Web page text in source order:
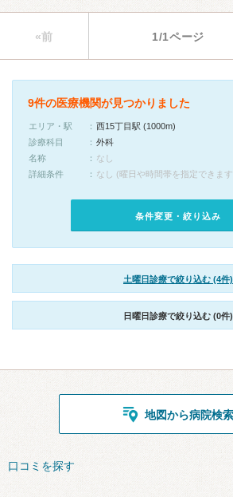
«前 1/1ページ
9件の医療機関が見つかりました
エリア・駅
西15丁目駅 (1000m)
診療科目
外科
名称
なし
詳細条件
なし (曜日や時間帯を指定できま
条件変更・絞り込み
土曜日診療で絞り込む (4件)
日曜日診療で絞り込む (0件)
地図から病院検索
口コミを探す